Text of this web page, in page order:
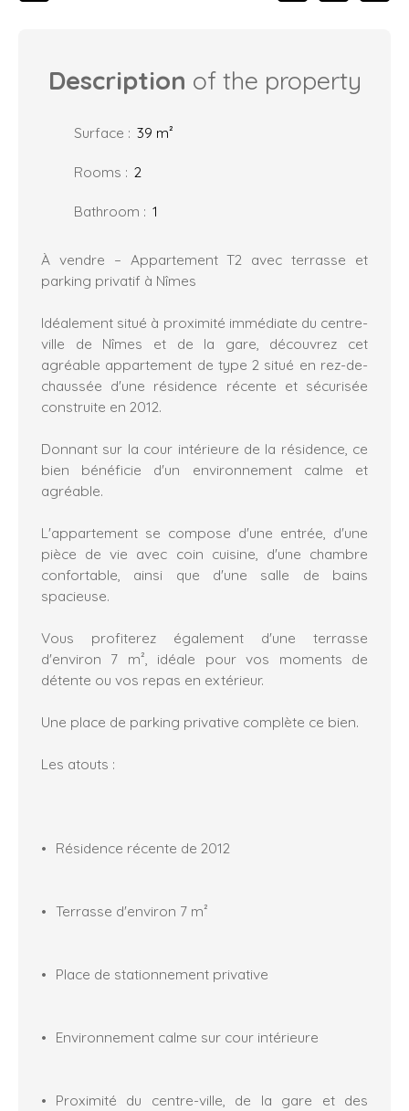
Description of the property
Surface : 39 m²
Rooms : 2
Bathroom : 1
À vendre – Appartement T2 avec terrasse et
parking privatif à Nîmes
Idéalement situé à proximité immédiate du centre-
ville de Nîmes et de la gare, découvrez cet
agréable appartement de type 2 situé en rez-de-
chaussée d'une résidence récente et sécurisée
construite en 2012.
Donnant sur la cour intérieure de la résidence, ce
bien bénéficie d'un environnement calme et
agréable.
L'appartement se compose d'une entrée, d'une
pièce de vie avec coin cuisine, d'une chambre
confortable, ainsi que d'une salle de bains
spacieuse.
Vous profiterez également d'une terrasse
d'environ 7 m², idéale pour vos moments de
détente ou vos repas en extérieur.
Une place de parking privative complète ce bien.
Les atouts :
Résidence récente de 2012
Terrasse d'environ 7 m²
Place de stationnement privative
Environnement calme sur cour intérieure
Proximité du centre-ville, de la gare et des